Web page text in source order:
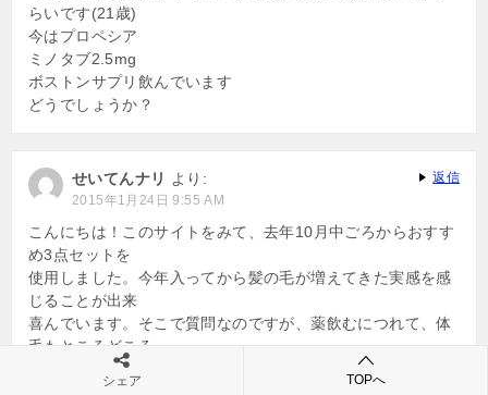
らいです(21歳)
今はプロペシア
ミノタブ2.5mg
ボストンサプリ飲んでいます
どうでしょうか？
せいてんナリ より:
2015年1月24日 9:55 AM
こんにちは！このサイトをみて、去年10月中ごろからおすす
め3点セットを
使用しました。今年入ってから髪の毛が増えてきた実感を感
じることが出来
喜んでいます。そこで質問なのですが、薬飲むにつれて、体
毛もところどころ
濃くなっていたのですが、最近この体毛が薄くなってきたよ
返信
シェア TOPへ